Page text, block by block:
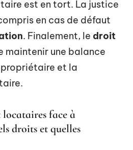
est en tort. La justice
en cas de défaut
. Finalement, le droit
maintenir une balance
et la
face à
droits et quelles